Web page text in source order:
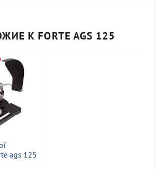
К FORTE AGS 125
ags 125